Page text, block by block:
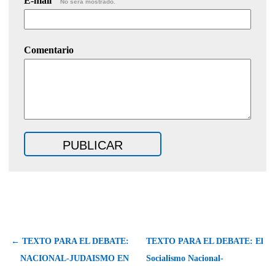
Comentario
← TEXTO PARA EL DEBATE:
NACIONAL-JUDAISMO EN
TEXTO PARA EL DEBATE: El
Socialismo Nacional-